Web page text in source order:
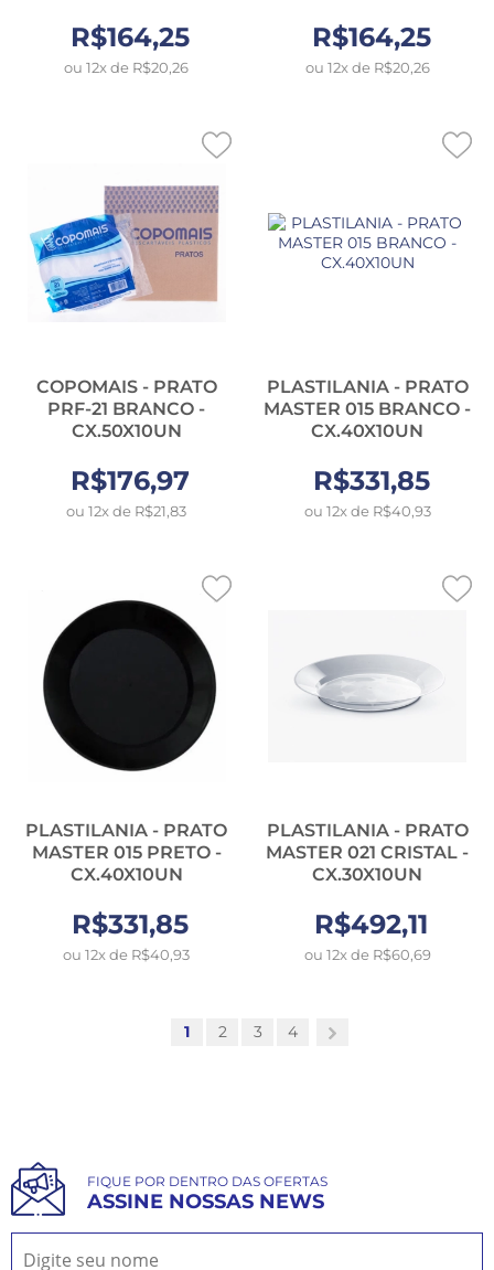
R$164,25
ou 12x de R$20,26
R$164,25
ou 12x de R$20,26
COPOMAIS - PRATO
PRF-21 BRANCO -
CX.50X10UN
R$176,97
ou 12x de R$21,83
PLASTILANIA - PRATO
MASTER 015 BRANCO -
CX.40X10UN
R$331,85
ou 12x de R$40,93
PLASTILANIA - PRATO
MASTER 015 PRETO -
CX.40X10UN
R$331,85
ou 12x de R$40,93
PLASTILANIA - PRATO
MASTER 021 CRISTAL -
CX.30X10UN
R$492,11
ou 12x de R$60,69
1 2 3 4
FIQUE POR DENTRO DAS OFERTAS
ASSINE NOSSAS NEWS